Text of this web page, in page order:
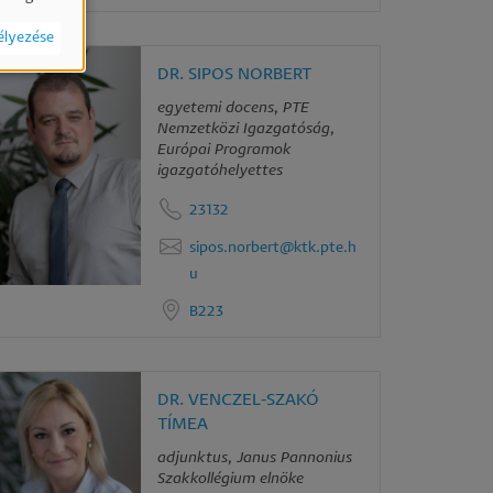
DR. SIPOS NORBERT
egyetemi docens, PTE
Nemzetközi Igazgatóság,
Európai Programok
igazgatóhelyettes
23132
sipos.norbert@ktk.pte.h
u
B223
DR. VENCZEL-SZAKÓ
TÍMEA
adjunktus, Janus Pannonius
Szakkollégium elnöke